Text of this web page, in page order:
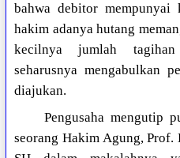
bahwa debitor
hakim adanya hutang
kecilnya jumlah
seharusnya mengabulkan
diajukan.
Pengusaha mengutip
seorang Hakim Agung,